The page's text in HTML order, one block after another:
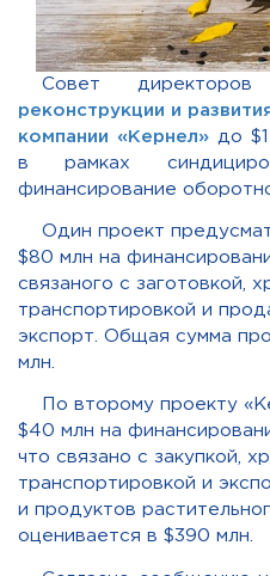
Совет
реконструкции и
компании «Кернел»до
в рамках
финансирование
Один проект
$80 млн на
связаного с заготовкой,
транспортировкой и
экспорт. Общая сумма
млн.
По второму проекту
$40 млн на
что связано с закупкой,
транспортировкой и
и продуктов
оценивается в $390 млн.